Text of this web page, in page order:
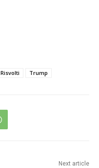
Risvolti Trump
Next article